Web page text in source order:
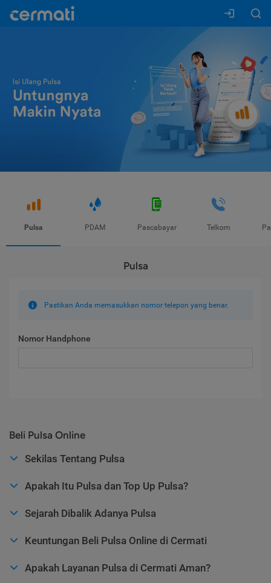
Pulsa PDAM Pascabayar Telkom
Pulsa
Pastikan Anda memasukkan nomor telepon yang benar.
Nomor Handphone
Beli Pulsa Online
Sekilas Tentang Pulsa
Apakah Itu Pulsa dan Top Up Pulsa?
Sejarah Dibalik Adanya Pulsa
Keuntungan Beli Pulsa Online di Cermati
Apakah Layanan Pulsa di Cermati Aman?